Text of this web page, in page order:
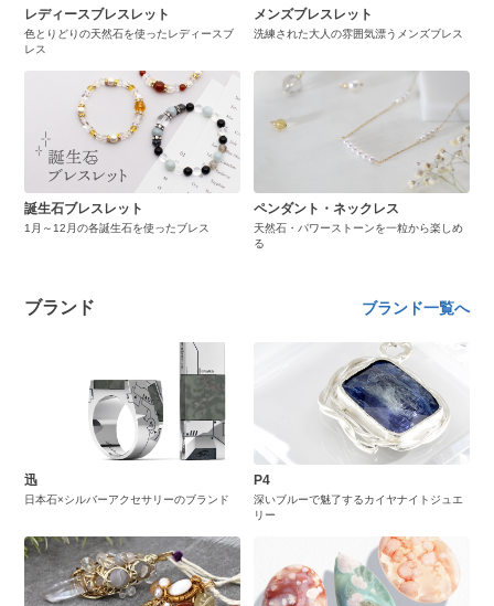
レディースブレスレット
色とりどりの天然石を使ったレディースブ
レス
メンズブレスレット
洗練された大人の雰囲気漂うメンズブレス
誕生石ブレスレット
1月～12月の各誕生石を使ったブレス
ペンダント・ネックレス
天然石・パワーストーンを一粒から楽しめ
る
ブランド ブランド一覧へ
迅
日本石×シルバーアクセサリーのブランド
P4
深いブルーで魅了するカイヤナイトジュエ
リー